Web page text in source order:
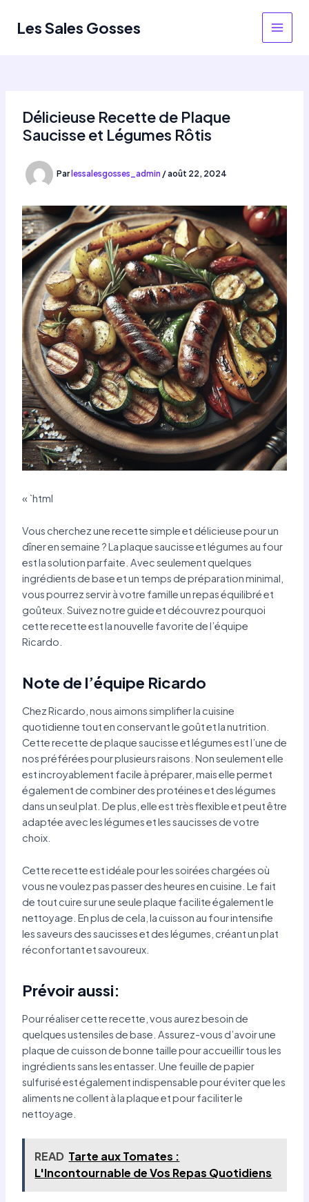
Les Sales Gosses
MAIN
Délicieuse Recette de Plaque
Saucisse et Légumes Rôtis
Par lessalesgosses_admin /août 22, 2024
« `html
Vous cherchez une recette simple et délicieuse pour un
dîner en semaine ? La plaque saucisse et légumes au four
est la solution parfaite. Avec seulement quelques
ingrédients de base et un temps de préparation minimal,
vous pourrez servir à votre famille un repas équilibré et
goûteux. Suivez notre guide et découvrez pourquoi
cette recette est la nouvelle favorite de l’équipe
Ricardo.
Note de l’équipe Ricardo
Chez Ricardo, nous aimons simplifier la cuisine
quotidienne tout en conservant le goût et la nutrition.
Cette recette de plaque saucisse et légumes est l’une de
nos préférées pour plusieurs raisons. Non seulement elle
est incroyablement facile à préparer, mais elle permet
également de combiner des protéines et des légumes
dans un seul plat. De plus, elle est très flexible et peut être
adaptée avec les légumes et les saucisses de votre
choix.
Cette recette est idéale pour les soirées chargées où
vous ne voulez pas passer des heures en cuisine. Le fait
de tout cuire sur une seule plaque facilite également le
nettoyage. En plus de cela, la cuisson au four intensifie
les saveurs des saucisses et des légumes, créant un plat
réconfortant et savoureux.
Prévoir aussi:
Pour réaliser cette recette, vous aurez besoin de
quelques ustensiles de base. Assurez-vous d’avoir une
plaque de cuisson de bonne taille pour accueillir tous les
ingrédients sans les entasser. Une feuille de papier
sulfurisé est également indispensable pour éviter que les
aliments ne collent à la plaque et pour faciliter le
nettoyage.
READ Tarte aux Tomates :
L'Incontournable de Vos Repas Quotidiens